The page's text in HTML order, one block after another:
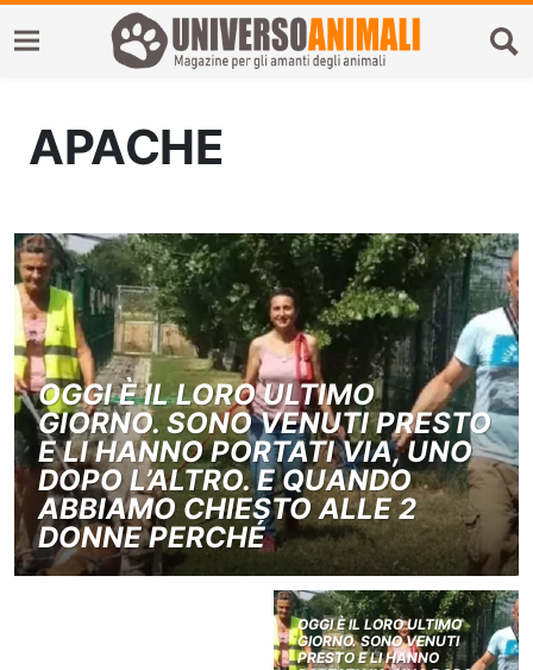
APACHE
OGGI È IL LORO ULTIMO
GIORNO. SONO VENUTI PRESTO
E LI HANNO PORTATI VIA, UNO
DOPO L’ALTRO. E QUANDO
ABBIAMO CHIESTO ALLE 2
DONNE PERCHÉ
OGGI È IL LORO ULTIMO
GIORNO. SONO VENUTI
PRESTO E LI HANNO